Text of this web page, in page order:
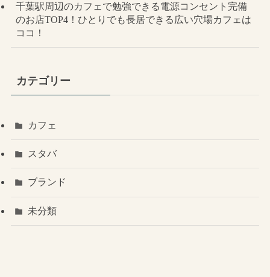
千葉駅周辺のカフェで勉強できる電源コンセント完備
のお店TOP4！ひとりでも長居できる広い穴場カフェは
ココ！
カテゴリー
カフェ
スタバ
ブランド
未分類